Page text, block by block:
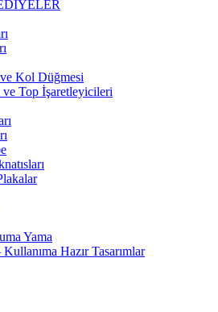
Kol Düğmesi
Top İşaretleyicileri
Yama
Kullanıma Hazır Tasarımlar